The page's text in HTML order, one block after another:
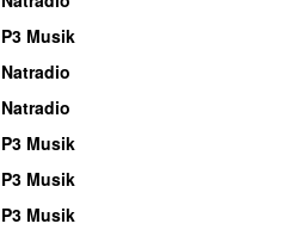
P3 Musik
Natradio
Natradio
P3 Musik
P3 Musik
P3 Musik